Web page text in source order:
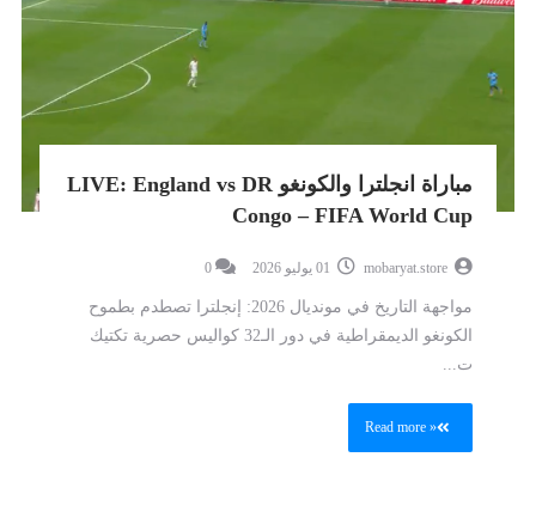
مباراة انجلترا والكونغو LIVE: England vs DR
Congo – FIFA World Cup
mobaryat.store
0
مواجهة التاريخ في مونديال 2026: إنجلترا تصطدم بطموح
الكونغو الديمقراطية في دور الـ32 كواليس حصرية تكتيك
ت...
Read more »